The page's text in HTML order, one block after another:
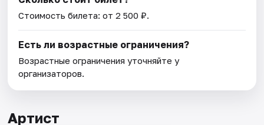
Стоимость билета: от 2 500 ₽.
Есть ли возрастные ограничения?
Возрастные ограничения уточняйте у
организаторов.
Артист